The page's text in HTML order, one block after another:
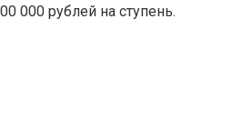
000 рублей на ступень.